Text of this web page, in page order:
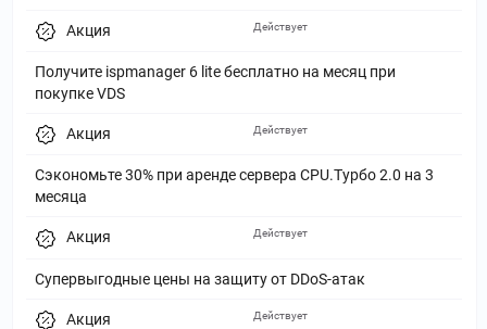
Акция
Получите ispmanager 6 lite бесплатно на месяц при
покупке VDS
Действует
Акция
Сэкономьте 30% при аренде сервера CPU.Турбо 2.0 на 3
месяца
Действует
Акция
Супервыгодные цены на защиту от DDoS-атак
Действует
Акция Действует